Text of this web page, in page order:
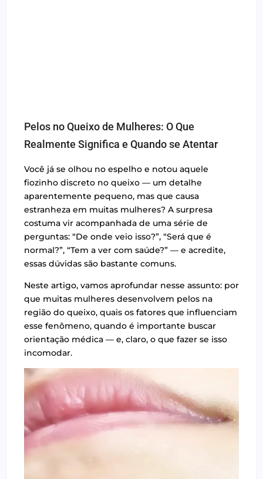
Pelos no Queixo de Mulheres: O Que
Realmente Significa e Quando se Atentar
Você já se olhou no espelho e notou aquele
fiozinho discreto no queixo — um detalhe
aparentemente pequeno, mas que causa
estranheza em muitas mulheres? A surpresa
costuma vir acompanhada de uma série de
perguntas: “De onde veio isso?”, “Será que é
normal?”, “Tem a ver com saúde?” — e acredite,
essas dúvidas são bastante comuns.
Neste artigo, vamos aprofundar nesse assunto: por
que muitas mulheres desenvolvem pelos na
região do queixo, quais os fatores que influenciam
esse fenômeno, quando é importante buscar
orientação médica — e, claro, o que fazer se isso
incomodar.